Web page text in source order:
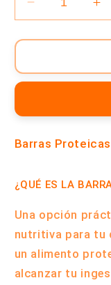
Reducir
cantidad
para
Proteicas
Caja
|
|
Barras
¿QUÉ ES LA
Una opción
nutritiva para tu
un alimento
alcanzar tu